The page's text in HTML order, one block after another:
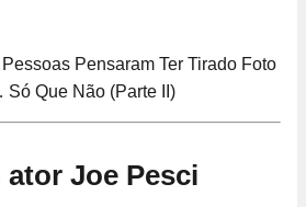
ator Joe Pesci